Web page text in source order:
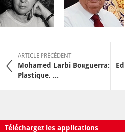
ARTICLE PRÉCÉDENT
Mohamed Larbi Bouguerra:
Plastique, ...
Téléchargez les applications